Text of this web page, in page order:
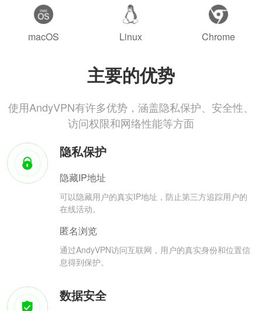
macOS Linux Chrome
主要的优势
使用AndyVPN有许多优势，涵盖隐私保护、安全性、
访问权限和网络性能等方面
隐私保护
隐藏IP地址
可以隐藏用户的真实IP地址，防止第三方追踪用户的
在线活动。
匿名浏览
通过AndyVPN访问互联网，用户的真实身份和位置信
息得到保护。
数据安全